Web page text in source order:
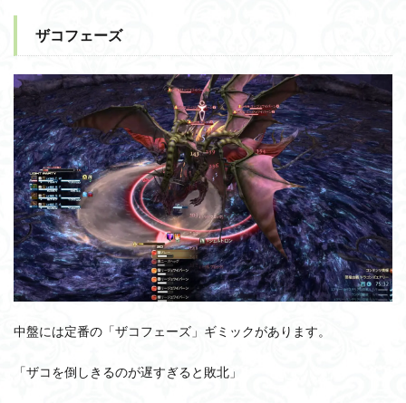
ザコフェーズ
中盤には定番の「ザコフェーズ」ギミックがあります。
「ザコを倒しきるのが遅すぎると敗北」